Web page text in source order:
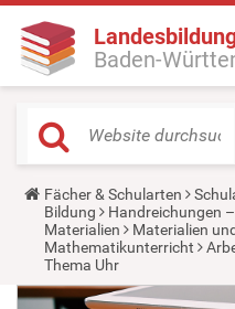
Baden-
Y
o
u
a
r
e
h
Fächer & Schularten
Bildung
Handreichungen
Materialien
Materialien
Mathematikunterricht
Thema Uhr